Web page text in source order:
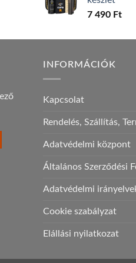
7 490 Ft
INFORMÁCIÓK
Kapcsolat
Rendelés, Szállítás,
Adatvédelmi központ
Általános Szerződési
Adatvédelmi
Cookie szabályzat
Elállási nyilatkozat